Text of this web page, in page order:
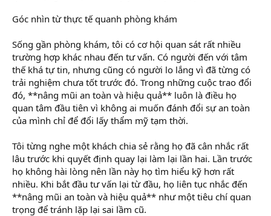
Góc nhìn từ thực tế quanh phòng khám
Sống gần phòng khám, tôi có cơ hội quan sát rất nhiều
trường hợp khác nhau đến tư vấn. Có người đến với tâm
thế khá tự tin, nhưng cũng có người lo lắng vì đã từng có
trải nghiệm chưa tốt trước đó. Trong những cuộc trao đổi
đó, **nâng mũi an toàn và hiệu quả** luôn là điều họ
quan tâm đầu tiên vì không ai muốn đánh đổi sự an toàn
của mình chỉ để đổi lấy thẩm mỹ tạm thời.
Tôi từng nghe một khách chia sẻ rằng họ đã cân nhắc rất
lâu trước khi quyết định quay lại làm lại lần hai. Lần trước
họ không hài lòng nên lần này họ tìm hiểu kỹ hơn rất
nhiều. Khi bắt đầu tư vấn lại từ đầu, họ liên tục nhắc đến
**nâng mũi an toàn và hiệu quả** như một tiêu chí quan
trọng để tránh lặp lại sai lầm cũ.